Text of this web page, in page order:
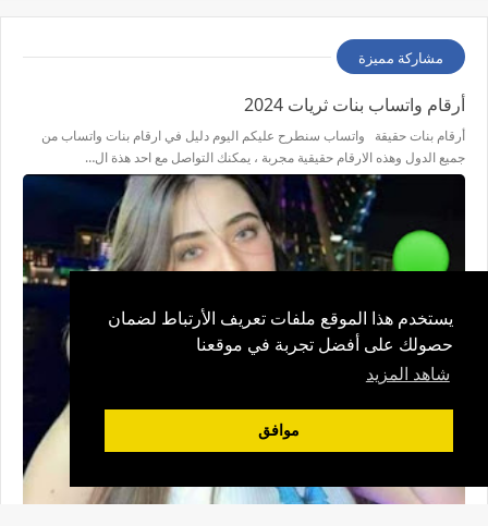
يستخدم هذا الموقع ملفات تعريف الأرتباط لضمان
حصولك على أفضل تجربة في موقعنا
شاهد المزيد
موافق
مشاركة مميزة
أرقام واتساب بنات ثريات 2024
أرقام بنات حقيقة واتساب سنطرح عليكم اليوم دليل في ارقام بنات واتساب من
جميع الدول وهذه الارقام حقيقية مجربة ، يمكنك التواصل مع احد هذة ال…